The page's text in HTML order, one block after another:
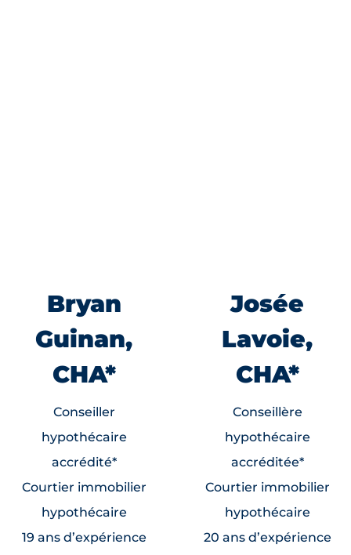
Bryan
Guinan,
CHA*
Conseiller
hypothécaire
accrédité*
Courtier immobilier
hypothécaire
19 ans d’expérience
Josée
Lavoie,
CHA*
Conseillère
hypothécaire
accréditée*
Courtier immobilier
hypothécaire
20 ans d’expérience